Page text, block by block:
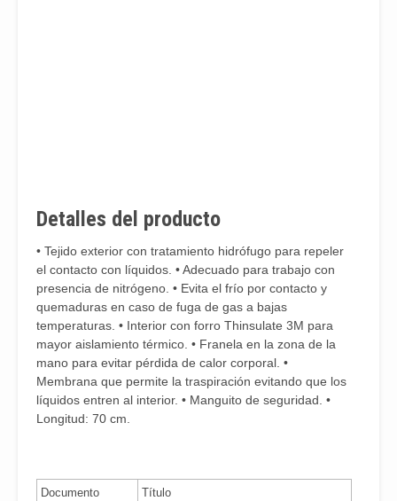
528EXTREM/8M
Unidad(es)
disponible(s)
bajo pedido
Consulte
stock y
8/M
Detalles del producto
• Tejido exterior con tratamiento hidrófugo para repeler
el contacto con líquidos. • Adecuado para trabajo con
presencia de nitrógeno. • Evita el frío por contacto y
quemaduras en caso de fuga de gas a bajas
temperaturas. • Interior con forro Thinsulate 3M para
mayor aislamiento térmico. • Franela en la zona de la
mano para evitar pérdida de calor corporal. •
Membrana que permite la traspiración evitando que los
líquidos entren al interior. • Manguito de seguridad. •
Longitud: 70 cm.
Documento Título